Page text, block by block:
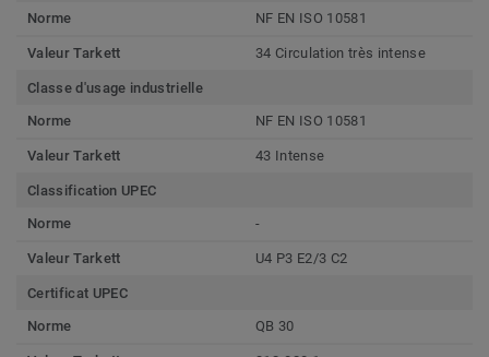
Norme
NF EN ISO 10581
Valeur Tarkett 34 Circulation très intense
Classe d'usage industrielle
Norme
NF EN ISO 10581
Valeur Tarkett 43 Intense
Classification UPEC
Norme
-
Valeur Tarkett U4 P3 E2/3 C2
Certificat UPEC
Norme
QB 30